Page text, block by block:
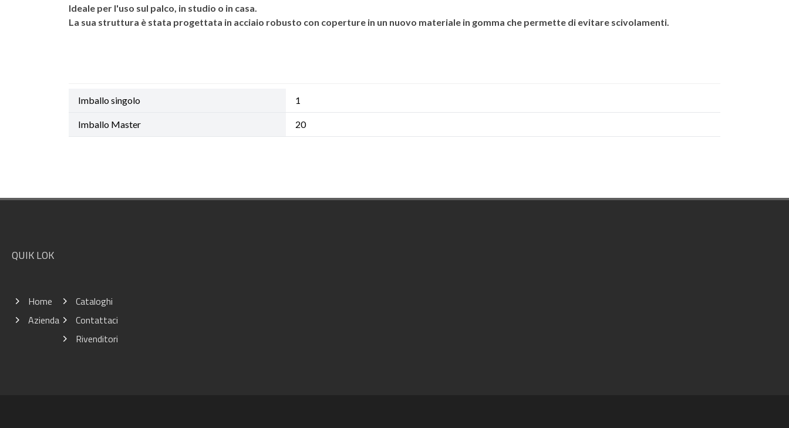
Ideale per l'uso sul palco, in studio o in casa.
La sua struttura è stata progettata in acciaio robusto con coperture in un nuovo materiale in gomma che permette di evitare scivolamenti.
Imballo singolo 1
Imballo Master 20
QUIK LOK
Home
Azienda
Cataloghi
Contattaci
Rivenditori